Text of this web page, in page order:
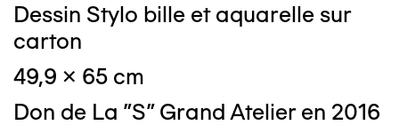
Dessin Stylo bille et aquarelle sur
carton
49,9 x 65 cm
Don de La "S" Grand Atelier en 2016